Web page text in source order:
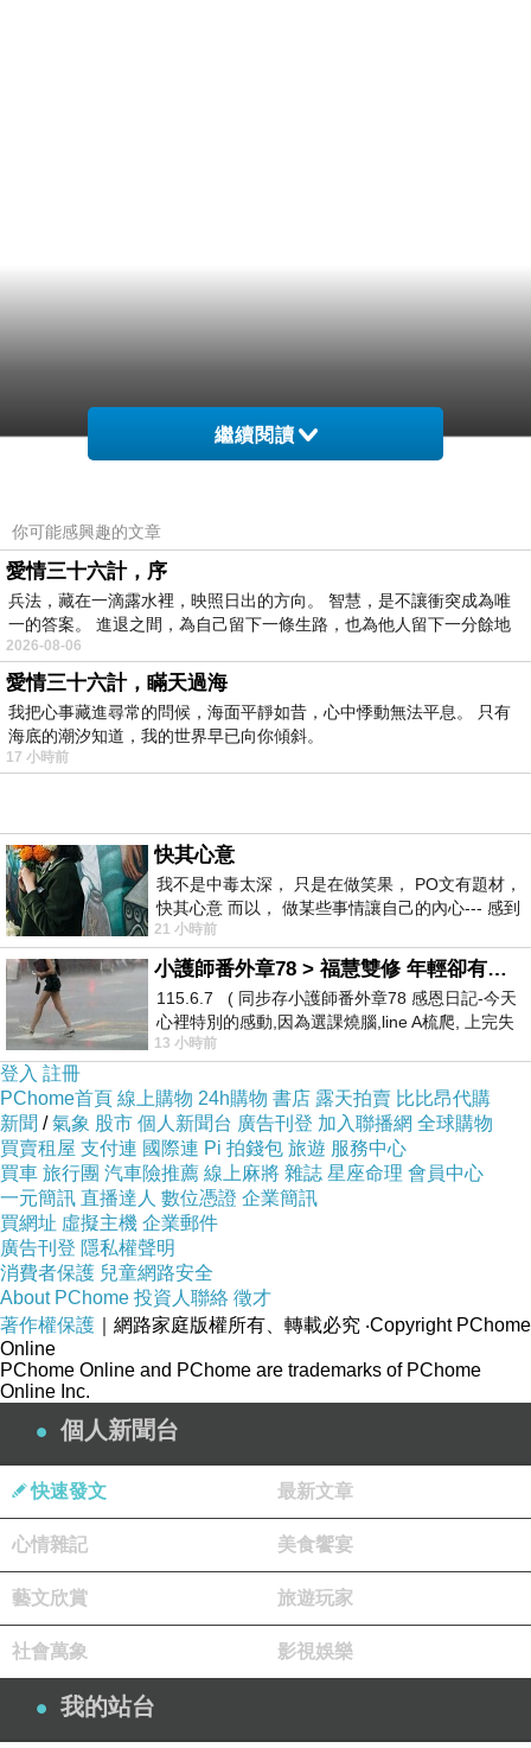
繼續閱讀
你可能感興趣的文章
愛情三十六計，序
兵法，藏在一滴露水裡，映照日出的方向。 智慧，是不讓衝突成為唯
一的答案。 進退之間，為自己留下一條生路，也為他人留下一分餘地
2026-08-06
愛情三十六計，瞞天過海
我把心事藏進尋常的問候，海面平靜如昔，心中悸動無法平息。 只有
海底的潮汐知道，我的世界早已向你傾斜。
17 小時前
快其心意
我不是中毒太深， 只是在做笑果， PO文有題材，
快其心意 而以， 做某些事情讓自己的內心--- 感到
愉快。
21 小時前
小護師番外章78 > 福慧雙修 年輕卻有個老靈魂 ㄑ金剛經〉podcast
115.6.7 ( 同步存小護師番外章78 感恩日記-今天
心裡特別的感動,因為選課燒腦,line A梳爬, 上完失
智課的她,特來傾
13 小時前
登入 註冊
PChome首頁 線上購物 24h購物 書店 露天拍賣 比比昂代購
新聞 /氣象 股市 個人新聞台 廣告刊登 加入聯播網 全球購物
買賣租屋 支付連 國際連 Pi 拍錢包 旅遊 服務中心
買車 旅行團 汽車險推薦 線上麻將 雜誌 星座命理 會員中心
一元簡訊 直播達人 數位憑證 企業簡訊
買網址 虛擬主機 企業郵件
廣告刊登 隱私權聲明
消費者保護 兒童網路安全
About PChome 投資人聯絡 徵才
著作權保護 ｜網路家庭版權所有、轉載必究 ‧Copyright PChome
Online
PChome Online and PChome are trademarks of PChome
Online Inc.
個人新聞台
快速發文 最新文章
心情雜記 美食饗宴
藝文欣賞 旅遊玩家
社會萬象 影視娛樂
我的站台